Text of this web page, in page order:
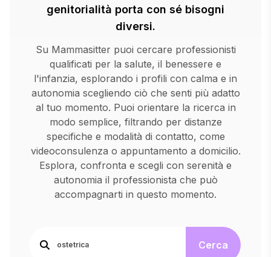
genitorialità porta con sé bisogni
diversi.
Su Mammasitter puoi cercare professionisti
qualificati per la salute, il benessere e
l'infanzia, esplorando i profili con calma e in
autonomia scegliendo ciò che senti più adatto
al tuo momento. Puoi orientare la ricerca in
modo semplice, filtrando per distanze
specifiche e modalità di contatto, come
videoconsulenza o appuntamento a domicilio.
Esplora, confronta e scegli con serenità e
autonomia il professionista che può
accompagnarti in questo momento.
Cerca